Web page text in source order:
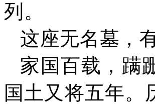
列。
这座无名墓，
家国百载，蹒
国土又将五年。